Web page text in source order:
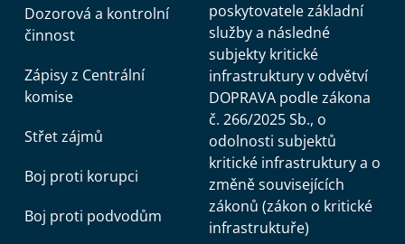
Dozorová a kontrolní
činnost
Zápisy z Centrální
komise
Střet zájmů
Boj proti korupci
Boj proti podvodům
poskytovatele základní
služby a následné
subjekty kritické
infrastruktury v odvětví
DOPRAVA podle zákona
č. 266/2025 Sb., o
odolnosti subjektů
kritické infrastruktury a o
změně souvisejících
zákonů (zákon o kritické
infrastruktuře)